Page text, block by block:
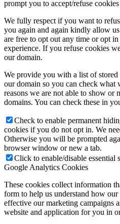
prompt you to accept/refuse
We fully respect if you want to
you again and again kindly allow
are free to opt out any time or opt
experience. If you refuse cookies
our domain.
We provide you with a list of
our domain so you can check what
reasons we are not able to show or
domains. You can check these in
Check to enable permanent
cookies if you do not opt in. We
Otherwise you will be prompted
browser window or new a tab.
Click to enable/disable essential
Google Analytics Cookies
These cookies collect information
form to help us understand how
effective our marketing campaigns
website and application for you in